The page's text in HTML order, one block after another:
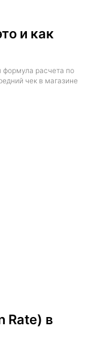
и как
формула расчета по
чек в магазине
Rate) в